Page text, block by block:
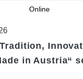
Online
Tradition,
in Austria“